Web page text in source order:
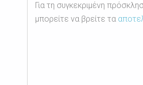
Για τη συγκεκριμένη
μπορείτε να βρείτε τα